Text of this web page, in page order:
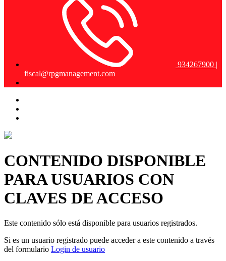
934267900 |
fiscal@rpgmanagement.com
CONTENIDO DISPONIBLE
PARA USUARIOS CON
CLAVES DE ACCESO
Este contenido sólo está disponible para usuarios registrados.
Si es un usuario registrado puede acceder a este contenido a través
del formulario Login de usuario